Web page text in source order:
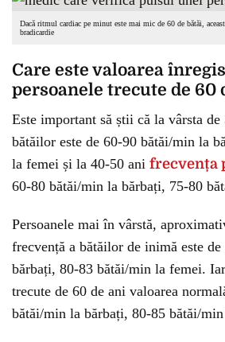
Dacă ritmul cardiac pe minut este mai mic de 60 de bătăi,
bradicardie
Care este valoarea
persoanele trecute de 60
Este important să știi că la vârsta
bătăilor este de 60-90 bătăi/min la
la femei și la 40-50 ani frecvența
60-80 bătăi/min la bărbați, 75-80
Persoanele mai în vârstă,
frecvență a bătăilor de inimă este
bărbați, 80-83 bătăi/min la femei.
trecute de 60 de ani valoarea
bătăi/min la bărbați, 80-85 bătăi/